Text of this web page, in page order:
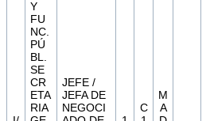
Y
FU
NC.
PÚ
BL.
SE
CR
ETA
RIA
JEFE /
JEFA DE
NEGOCI
C
M
A